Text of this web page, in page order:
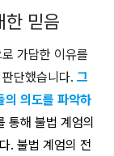
한 믿음
가담한 이유를
단했습니다. 그
의 의도를 파악하
통해 불법 계엄의
. 불법 계엄의 전